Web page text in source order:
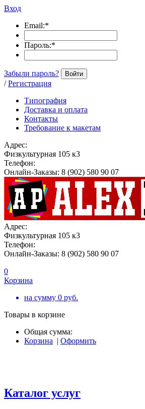
Вход
Email:*
Пароль:*
Забыли пароль? Войти
/ Регистрация
Типография
Доставка и оплата
Контакты
Требование к макетам
Адрес:
Физкультурная 105 к3
Телефон:
Онлайн-Заказы: 8 (902) 580 90 07
Адрес:
Физкультурная 105 к3
Телефон:
Онлайн-Заказы: 8 (902) 580 90 07
0
Корзина
на сумму 0 руб.
Товары в корзине
Общая сумма:
Корзина | Оформить
Каталог услуг